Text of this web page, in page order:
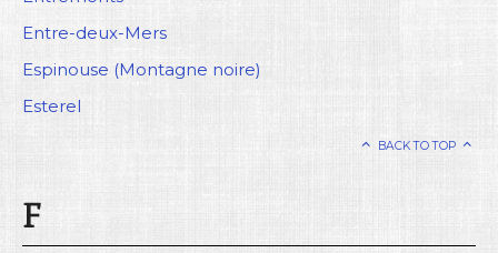
Entre-deux-Mers
Espinouse (Montagne noire)
Esterel
BACK TO TOP
F